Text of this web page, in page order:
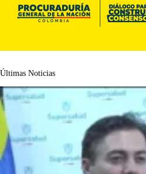
Últimas Noticias